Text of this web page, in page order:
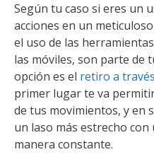
Según tu caso si eres un
acciones en un meticuloso
el uso de las
las móviles, son parte de
opción es el retiro a
primer lugar te va
de tus movimientos, y en
un laso más estrecho con
manera constante.